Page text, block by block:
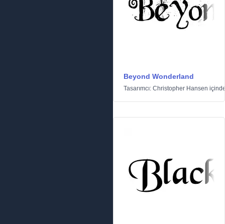
Beyond Wonderland
Tasarımcı: Christopher Hansen